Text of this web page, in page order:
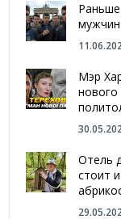
Раньше
Мэр
нового
Отель
стоит